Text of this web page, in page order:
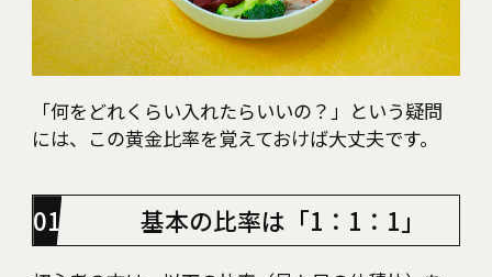
「何をどれくらい入れたらいいの？」という疑問
には、この黄金比率を覚えておけば大丈夫です。
基本の比率は「1：1：1」